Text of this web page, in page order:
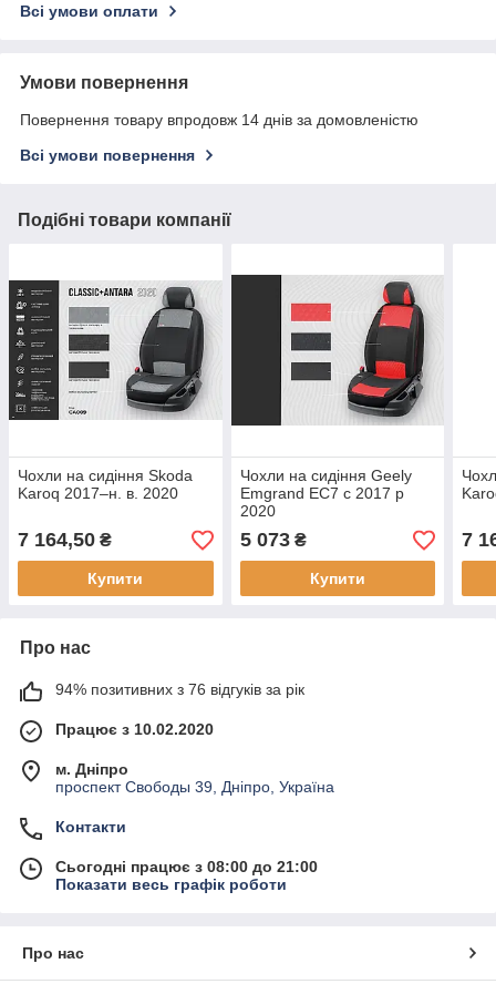
Всі умови оплати
Умови повернення
Повернення товару впродовж 14 днів за домовленістю
Всі умови повернення
Подібні товари компанії
Чохли на сидіння Skoda
Karoq 2017–н. в. 2020
7 164,50 ₴
Купити
Чохли на сидіння Geely
Emgrand EC7 c 2017 р
2020
5 073₴
Купити
7
Про нас
94% позитивних з 76 відгуків за рік
Працює з 10.02.2020
м. Дніпро
проспект Свободы 39, Дніпро, Україна
Контакти
Сьогодні працює з 08:00 до 21:00
Показати весь графік роботи
Про нас